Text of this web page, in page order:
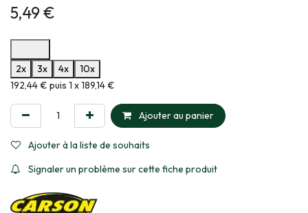
5,49€
2x
3x 4x
10x
Informations sur le plan de paiement sélectionné
192,44 € puis 1 x 189,14 €
Ajouter au panier
Ajouter à la liste de souhaits
Signaler un problème sur cette fiche produit